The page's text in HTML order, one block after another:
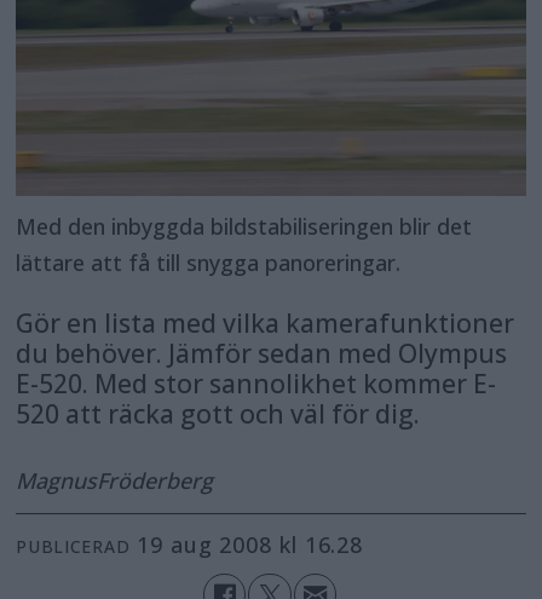
Med den inbyggda bildstabiliseringen blir det
lättare att få till snygga panoreringar.
Gör en lista med vilka kamerafunktioner
du behöver. Jämför sedan med Olympus
E-520. Med stor sannolikhet kommer E-
520 att räcka gott och väl för dig.
MagnusFröderberg
PUBLICERAD 19 aug 2008 kl 16.28